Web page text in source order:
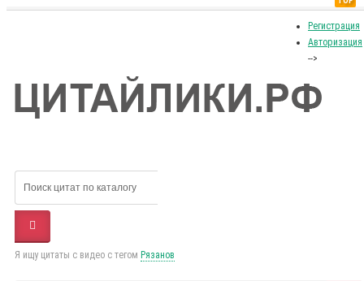
Регистрация
Авторизация
-->
Я ищу цитаты с видео с тегом Рязанов